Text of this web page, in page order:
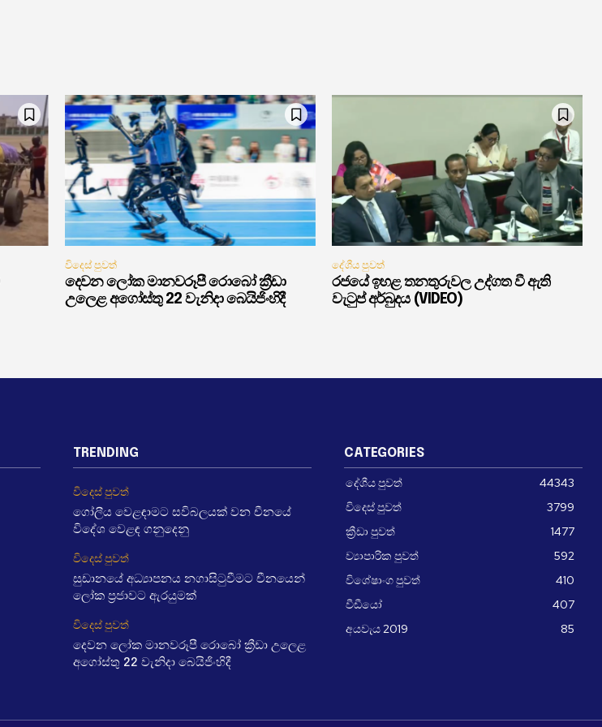
විදෙස් පුවත්
දෙවන ලෝක මානවරූපී රොබෝ ක්‍රීඩා
උලෙළ අගෝස්තු 22 වැනිදා බෙයිජිංහිදී
දේශීය පුවත්
රජයේ ඉහළ තනතුරුවල උද්ගත වී ඇති
වැටුප් අර්බුදය (VIDEO)
TRENDING
විදෙස් පුවත්
ගෝලීය වෙළඳාමට සවිබලයක් වන චීනයේ
විදේශ වෙළඳ ගනුදෙනු
විදෙස් පුවත්
සුඩානයේ අධ්‍යාපනය නගාසිටුවීමට චීනයෙන්
ලෝක ප්‍රජාවට ඇරයුමක්
විදෙස් පුවත්
දෙවන ලෝක මානවරූපී රොබෝ ක්‍රීඩා උලෙළ
අගෝස්තු 22 වැනිදා බෙයිජිංහිදී
CATEGORIES
දේශීය පුවත්
44343
විදෙස් පුවත්
3799
ක්‍රීඩා පුවත්
1477
ව්‍යාපාරික පුවත්
592
විශේෂාංග පුවත්
410
වීඩීයෝ
407
අයවැය 2019
85